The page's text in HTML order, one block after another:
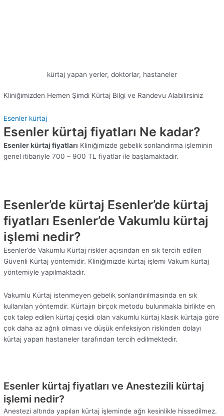
kürtaj yapan yerler, doktorlar, hastaneler
Kliniğimizden Hemen Şimdi Kürtaj Bilgi ve Randevu Alabilirsiniz
Esenler kürtaj
Esenler kürtaj fiyatları Ne kadar?
Esenler kürtaj fiyatları Kliniğimizde gebelik sonlandırma işleminin
genel itibariyle 700 – 900 TL fiyatlar ile başlamaktadır.
Esenler’de kürtaj Esenler’de kürtaj
fiyatları Esenler’de Vakumlu kürtaj
işlemi nedir?
Esenler’de Vakumlu Kürtaj riskler açısından en sık tercih edilen
Güvenli Kürtaj yöntemidir. Kliniğimizde kürtaj işlemi Vakum kürtaj
yöntemiyle yapılmaktadır.
Vakumlu Kürtaj istenmeyen gebelik sonlandırılmasında en sık
kullanılan yöntemdir. Kürtajın birçok metodu bulunmakla birlikte en
çok talep edilen kürtaj çeşidi olan vakumlu kürtaj klasik kürtaja göre
çok daha az ağrılı olması ve düşük enfeksiyon riskinden dolayı
kürtaj yapan hastaneler tarafından tercih edilmektedir.
Esenler kürtaj fiyatları ve Anestezili kürtaj
işlemi nedir?
Anestezi altında yapılan kürtaj işleminde ağrı kesinlikle hissedilmez.